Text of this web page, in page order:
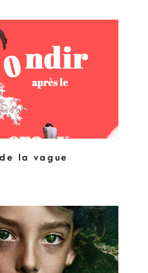
la vague